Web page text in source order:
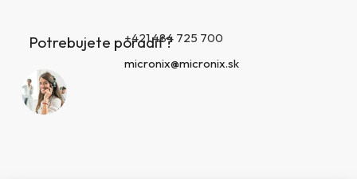
Potrebujete poradiť?+421 484 725 700
micronix@micronix.sk